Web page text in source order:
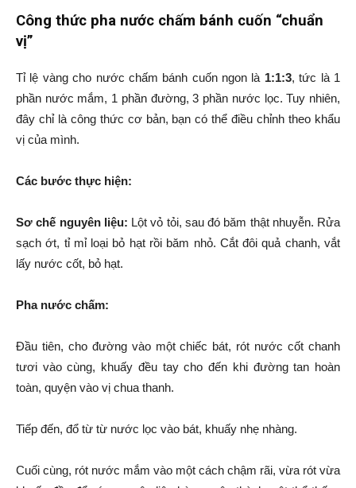
Công thức pha nước chấm bánh cuốn “chuẩn
vị”
Tỉ lệ vàng cho nước chấm bánh cuốn ngon là 1:1:3, tức là 1
phần nước mắm, 1 phần đường, 3 phần nước lọc. Tuy nhiên,
đây chỉ là công thức cơ bản, bạn có thể điều chỉnh theo khẩu
vị của mình.
Các bước thực hiện:
Sơ chế nguyên liệu: Lột vỏ tỏi, sau đó băm thật nhuyễn. Rửa
sạch ớt, tỉ mỉ loại bỏ hạt rồi băm nhỏ. Cắt đôi quả chanh, vắt
lấy nước cốt, bỏ hạt.
Pha nước chấm:
Đầu tiên, cho đường vào một chiếc bát, rót nước cốt chanh
tươi vào cùng, khuấy đều tay cho đến khi đường tan hoàn
toàn, quyện vào vị chua thanh.
Tiếp đến, đổ từ từ nước lọc vào bát, khuấy nhẹ nhàng.
Cuối cùng, rót nước mắm vào một cách chậm rãi, vừa rót vừa